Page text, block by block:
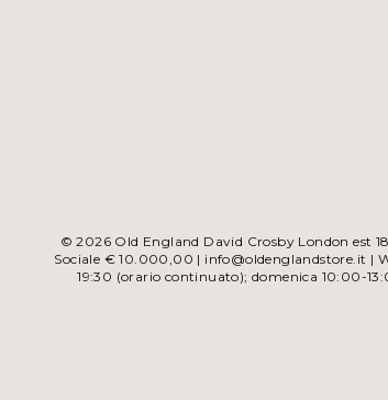
© 2026 Old England David Crosby London est
Sociale € 10.000,00 | info@oldenglandstore.it |
19:30 (orario continuato); domenica 10:00-